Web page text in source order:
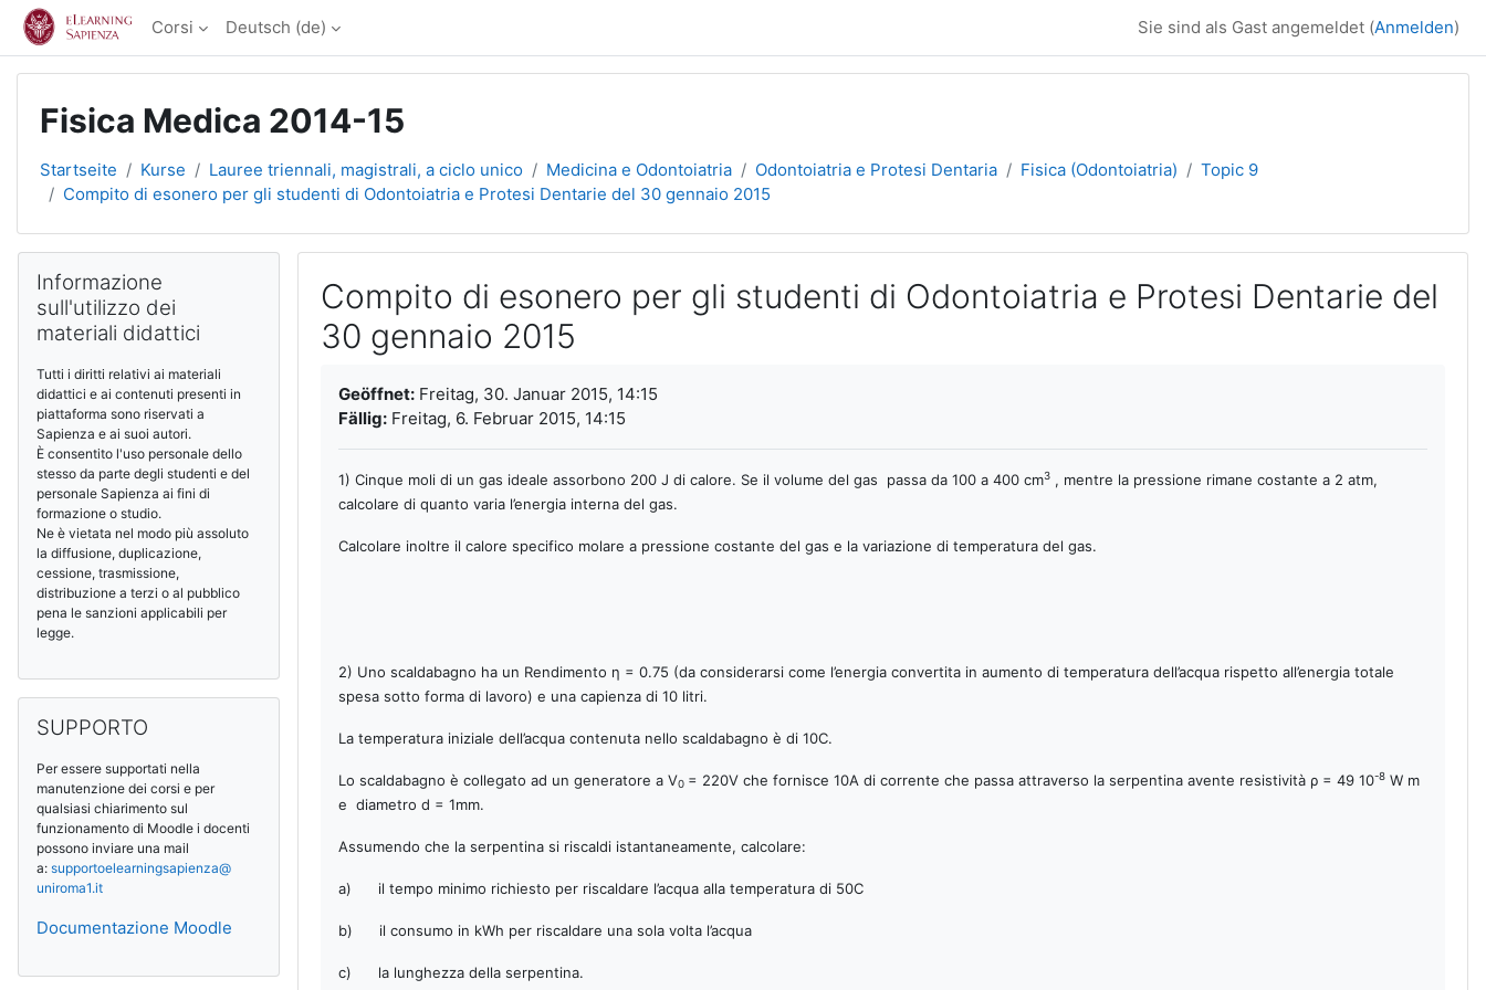
Zum Hauptinhalt
Corsi Deutsch ‎(de)‎ Sie sind als Gast angemeldet (Anmelden)
Fisica Medica 2014-15
Startseite Kurse Lauree triennali, magistrali, a ciclo unico Medicina e Odontoiatria Odontoiatria e Protesi Dentaria Fisica (Odontoiatria)
Topic 9
Compito di esonero per gli studenti di Odontoiatria e Protesi Dentarie del 30 gennaio 2015
Compito di esonero per gli studenti di Odontoiatria e Protesi Dentarie del
30 gennaio 2015
Geöffnet:Freitag, 30. Januar 2015, 14:15
Fällig:Freitag, 6. Februar 2015, 14:15
1) Cinque moli di un gas ideale assorbono 200 J di calore. Se il volume del gas passa da 100 a 400 cm3, mentre la pressione rimane costante a 2 atm,
calcolare di quanto varia l’energia interna del gas.
Calcolare inoltre il calore specifico molare a pressione costante del gas e la variazione di temperatura del gas.
2) Uno scaldabagno ha un Rendimento η = 0.75 (da considerarsi come l’energia convertita in aumento di temperatura dell’acqua rispetto all’energia totale
spesa sotto forma di lavoro) e una capienza di 10 litri.
La temperatura iniziale dell’acqua contenuta nello scaldabagno è di 10C.
Lo scaldabagno è collegato ad un generatore a V0 = 220V che fornisce 10A di corrente che passa attraverso la serpentina avente resistività ρ = 49 10-8W m
e diametro d = 1mm.
Assumendo che la serpentina si riscaldi istantaneamente, calcolare:
a) il tempo minimo richiesto per riscaldare l’acqua alla temperatura di 50C
b) il consumo in kWh per riscaldare una sola volta l’acqua
c) la lunghezza della serpentina.
Blöcke
Informazione
sull'utilizzo dei
materiali didattici
Tutti i diritti relativi ai materiali
didattici e ai contenuti presenti in
piattaforma sono riservati a
Sapienza e ai suoi autori.
È consentito l'uso personale dello
stesso da parte degli studenti e del
personale Sapienza ai fini di
formazione o studio.
Ne è vietata nel modo più assoluto
la diffusione, duplicazione,
cessione, trasmissione,
distribuzione a terzi o al pubblico
pena le sanzioni applicabili per
legge.
SUPPORTO
Per essere supportati nella
manutenzione dei corsi e per
qualsiasi chiarimento sul
funzionamento di Moodle i docenti
possono inviare una mail
a: supportoelearningsapienza@
uniroma1.it
Documentazione Moodle